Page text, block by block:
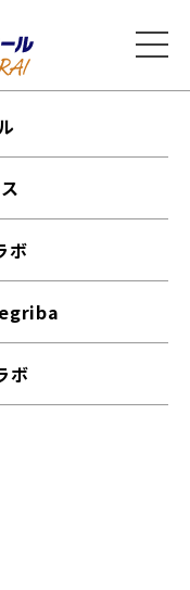
ボ
ボ